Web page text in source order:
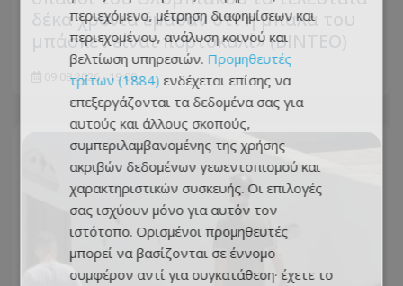
δέκα χρόνια έμαθαν ότι η μπάλα του
μπάσκετ είναι πορτοκαλί» (ΒΙΝΤΕΟ)
09.08.2026 - 19:00
περιεχόμενο, μέτρηση διαφημίσεων και
περιεχομένου, ανάλυση κοινού και
βελτίωση υπηρεσιών. Προμηθευτές
τρίτων (1884) ενδέχεται επίσης να
επεξεργάζονται τα δεδομένα σας για
αυτούς και άλλους σκοπούς,
συμπεριλαμβανομένης της χρήσης
ακριβών δεδομένων γεωεντοπισμού και
χαρακτηριστικών συσκευής. Οι επιλογές
σας ισχύουν μόνο για αυτόν τον
ιστότοπο. Ορισμένοι προμηθευτές
μπορεί να βασίζονται σε έννομο
συμφέρον αντί για συγκατάθεση· έχετε το